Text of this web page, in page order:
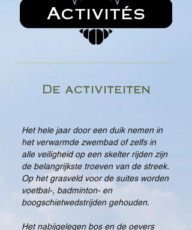
Activités
De activiteiten
Het hele jaar door een duik nemen in
het verwarmde zwembad of zelfs in
alle veiligheid op een skelter rijden zijn
de belangrijkste troeven van de streek.
Op het grasveld voor de suites worden
voetbal-, badminton- en
boogschietwedstrijden gehouden.
Het nabijgelegen bos en de oevers